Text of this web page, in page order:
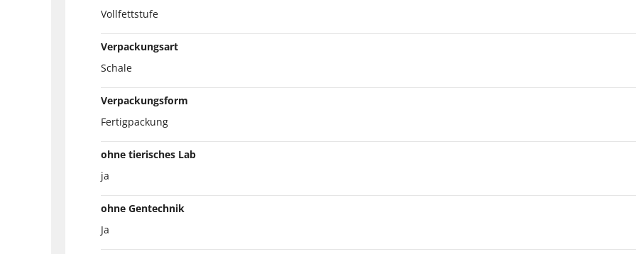
Vollfettstufe
Verpackungsart
Schale
Verpackungsform
Fertigpackung
ohne tierisches Lab
ja
ohne Gentechnik
Ja